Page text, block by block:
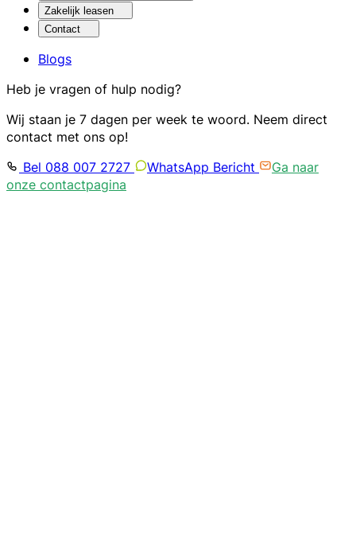
Zakelijk leasen
Contact
Blogs
Heb je vragen of hulp nodig?
Wij staan je 7 dagen per week te woord. Neem direct
contact met ons op!
Bel 088 007 2727
WhatsApp Bericht
Ga naar
onze contactpagina